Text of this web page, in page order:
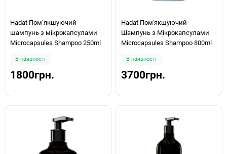
Hadat Пом’якшуючий
шампунь з мікрокапсулами
Microcapsules Shampoo 250ml
В наявності
1800грн.
Hadat Пом'якшуючий
Шампунь з Мікрокапсулами
Microcapsules Shampoo 800ml
В наявності
3700грн.